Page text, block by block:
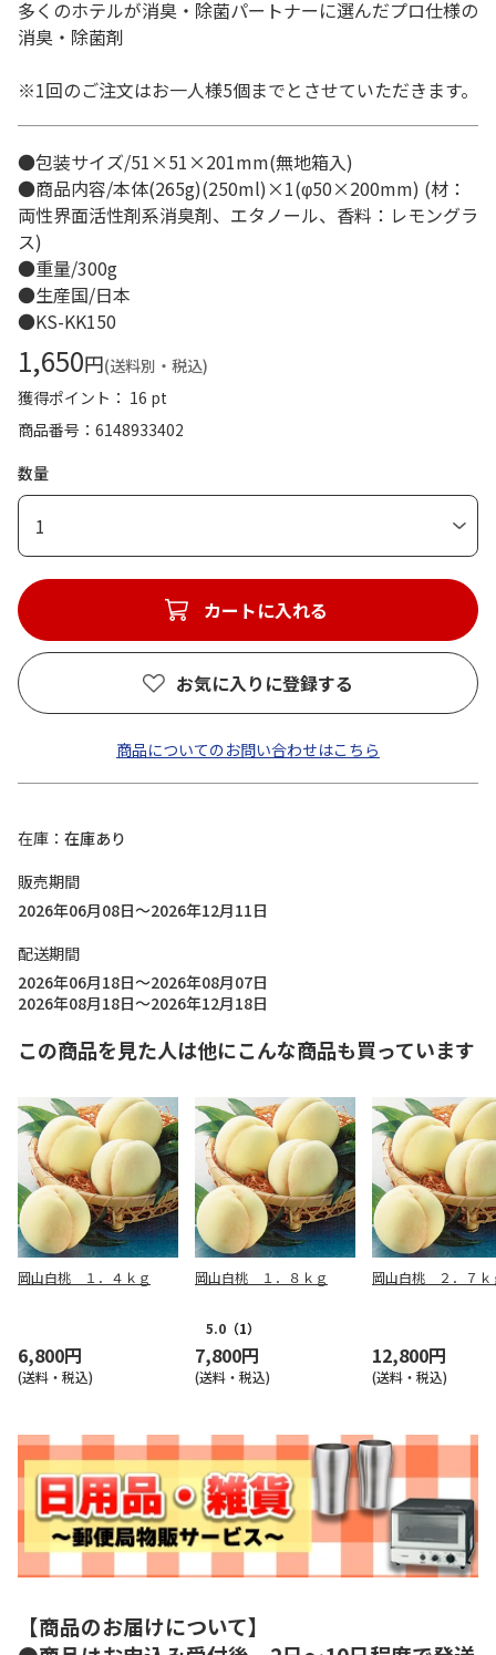
多くのホテルが消臭・除菌パートナーに選んだプロ仕様の
消臭・除菌剤
※1回のご注文はお一人様5個までとさせていただきます。
●包装サイズ/51×51×201mm(無地箱入)
●商品内容/本体(265g)(250ml)×1(φ50×200mm) (材：
両性界面活性剤系消臭剤、エタノール、香料：レモングラ
ス)
●重量/300g
●生産国/日本
●KS-KK150
1,650円(送料別・税込)
獲得ポイント： 16 pt
商品番号
6148933402
数量
1
カートに入れる
お気に入りに登録する
商品についてのお問い合わせはこちら
在庫
在庫あり
販売期間
2026年06月08日～2026年12月11日
配送期間
2026年06月18日～2026年08月07日
2026年08月18日～2026年12月18日
この商品を見た人は他にこんな商品も買っています
岡山白桃 １．４ｋｇ
6,800円
(送料・税込)
岡山白桃 １．８ｋｇ
5.0 （1）
7,800円
(送料・税込)
岡山白桃 ２．７ｋ
12,800円
(送料・税込)
【商品のお届けについて】